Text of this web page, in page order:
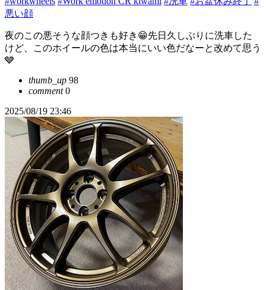
悪い顔
夜のこの悪そうな顔つきも好き😁先日久しぶりに洗車した
けど、このホイールの色は本当にいい色だなーと改めて思う
🩶
thumb_up 98
comment0
2025/08/19 23:46